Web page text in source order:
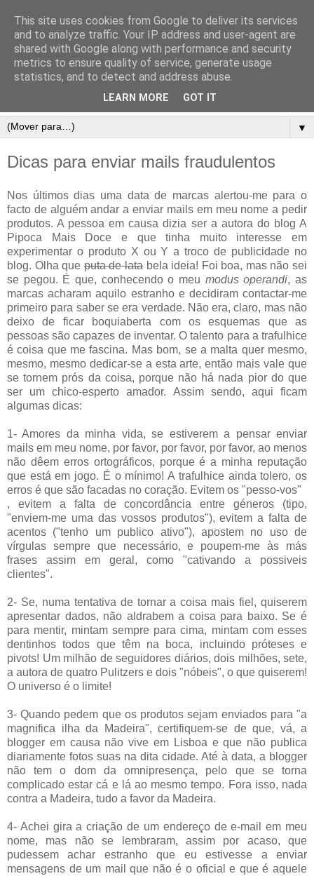
▼
Dicas para enviar mails fraudulentos
Nos últimos dias uma data de marcas alertou-me para o
facto de alguém andar a enviar mails em meu nome a pedir
produtos. A pessoa em causa dizia ser a autora do blog A
Pipoca Mais Doce e que tinha muito interesse em
experimentar o produto X ou Y a troco de publicidade no
blog. Olha queputa de latabela ideia! Foi boa, mas não sei
se pegou. É que, conhecendo o meu modus operandi, as
marcas acharam aquilo estranho e decidiram contactar-me
primeiro para saber se era verdade. Não era, claro, mas não
deixo de ficar boquiaberta com os esquemas que as
pessoas são capazes de inventar. O talento para a trafulhice
é coisa que me fascina. Mas bom, se a malta quer mesmo,
mesmo, mesmo dedicar-se a esta arte, então mais vale que
se tornem prós da coisa, porque não há nada pior do que
ser um chico-esperto amador. Assim sendo, aqui ficam
algumas dicas:
1- Amores da minha vida, se estiverem a pensar enviar
mails em meu nome, por favor, por favor, por favor, ao menos
não dêem erros ortográficos, porque é a minha reputação
que está em jogo. É o mínimo! A trafulhice ainda tolero, os
erros é que são facadas no coração. Evitem os "pesso-vos"
, evitem a falta de concordância entre géneros (tipo,
"enviem-me uma das vossos produtos"), evitem a falta de
acentos ("tenho um publico ativo"), apostem no uso de
vírgulas sempre que necessário, e poupem-me às más
frases assim em geral, como "cativando a possiveis
clientes".
2- Se, numa tentativa de tornar a coisa mais fiel, quiserem
apresentar dados, não aldrabem a coisa para baixo. Se é
para mentir, mintam sempre para cima, mintam com esses
dentinhos todos que têm na boca, incluindo próteses e
pivots! Um milhão de seguidores diários, dois milhões, sete,
a autora de quatro Pulitzers e dois "nóbeis", o que quiserem!
O universo é o limite!
3- Quando pedem que os produtos sejam enviados para "a
magnifica ilha da Madeira", certifiquem-se de que, vá, a
blogger em causa não vive em Lisboa e que não publica
diariamente fotos suas na dita cidade. Até à data, a blogger
não tem o dom da omnipresença, pelo que se torna
complicado estar cá e lá ao mesmo tempo. Fora isso, nada
contra a Madeira, tudo a favor da Madeira.
4- Achei gira a criação de um endereço de e-mail em meu
nome, mas não se lembraram, assim por acaso, que
pudessem achar estranho que eu estivesse a enviar
mensagens de um mail que não é o oficial e que é aquele
This site uses cookies from Google to deliver its services
and to analyze traffic. Your IP address and user-agent are
shared with Google along with performance and security
metrics to ensure quality of service, generate usage
statistics, and to detect and address abuse.
LEARN MORE GOT IT